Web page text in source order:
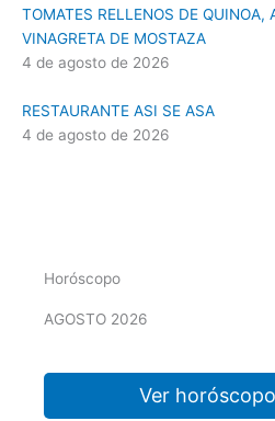
TOMATES RELLENOS DE QUINOA,
VINAGRETA DE MOSTAZA
4 de agosto de 2026
RESTAURANTE ASI SE ASA
4 de agosto de 2026
Horóscopo
AGOSTO 2026
Ver